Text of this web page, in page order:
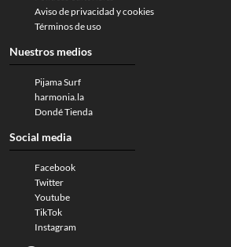
Aviso de privacidad y cookies
Términos de uso
Nuestros medios
Pijama Surf
harmonia.la
Dondé Tienda
Social media
Facebook
Twitter
Youtube
TikTok
Instagram